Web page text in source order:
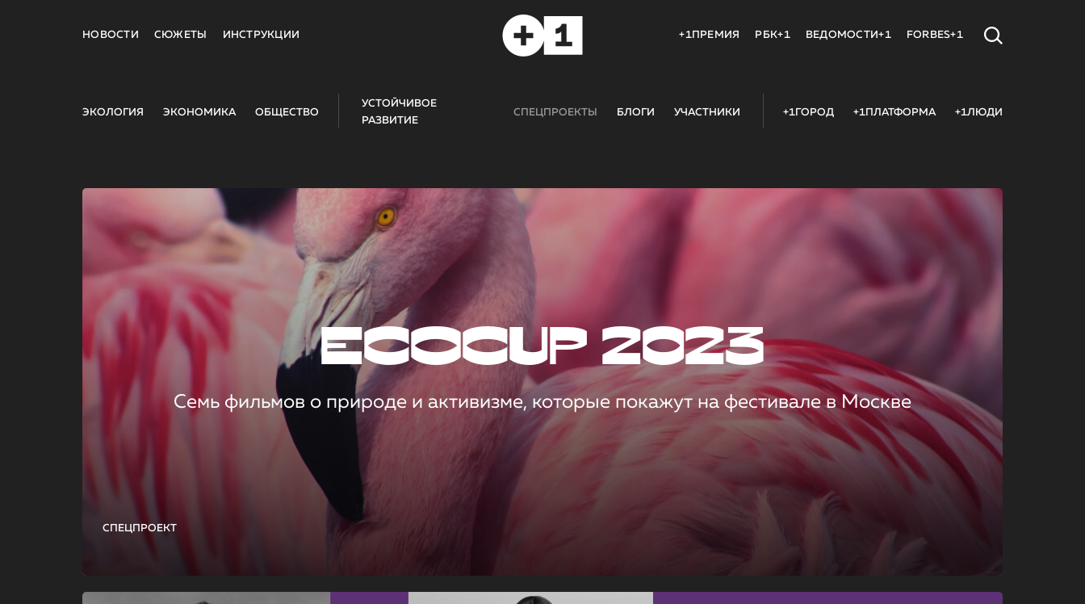
НОВОСТИ СЮЖЕТЫ ИНСТРУКЦИИ +1ПРЕМИЯ РБК+1 ВЕДОМОСТИ+1 FORBES+1
ЭКОЛОГИЯ ЭКОНОМИКА ОБЩЕСТВО
УСТОЙЧИВОЕ
РАЗВИТИЕ
СПЕЦПРОЕКТЫ БЛОГИ УЧАСТНИКИ +1ГОРОД +1ПЛАТФОРМА +1ЛЮДИ
СПЕЦПРОЕКТ
ECOCUP 2023
Семь фильмов о природе и активизме, которые покажут на фестивале в Москве